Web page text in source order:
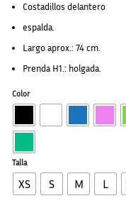
Costadillos delantero
espalda.
Largo aprox.: 74 cm.
Prenda H1.: holgada.
Color
Talla
XS S M L